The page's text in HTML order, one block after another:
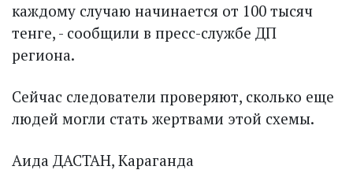
каждому случаю начинается от 100 тысяч
тенге, - сообщили в пресс-службе ДП
региона.
Сейчас следователи проверяют, сколько еще
людей могли стать жертвами этой схемы.
Аида ДАСТАН, Караганда